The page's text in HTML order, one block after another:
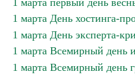
1 марта первый день
1 марта День хостинга-
1 марта День эксперта-
1 марта Всемирный день
1 марта Всемирный день